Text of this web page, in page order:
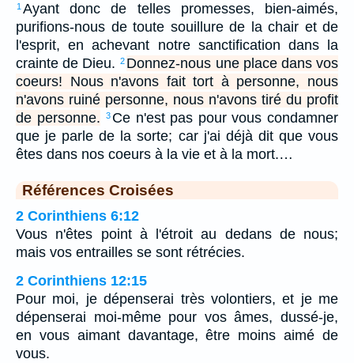
1 Ayant donc de telles promesses, bien-aimés,
purifions-nous de toute souillure de la chair et de
l'esprit, en achevant notre sanctification dans la
crainte de Dieu.
2 Donnez-nous une place dans vos
coeurs! Nous n'avons fait tort à personne, nous
n'avons ruiné personne, nous n'avons tiré du profit
de personne.
3 Ce n'est pas pour vous condamner
que je parle de la sorte; car j'ai déjà dit que vous
êtes dans nos coeurs à la vie et à la mort.…
Références Croisées
2 Corinthiens 6:12
Vous n'êtes point à l'étroit au dedans de nous;
mais vos entrailles se sont rétrécies.
2 Corinthiens 12:15
Pour moi, je dépenserai très volontiers, et je me
dépenserai moi-même pour vos âmes, dussé-je,
en vous aimant davantage, être moins aimé de
vous.